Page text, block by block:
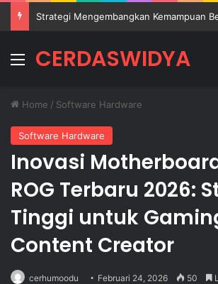
MenuCERDASWIDYA
Home / Software Hardware
Software Hardware
Inovasi
ROG Terbaru 2026:
Tinggi untuk
Content Creator
cerhumoodu Februari 24, 2026 50